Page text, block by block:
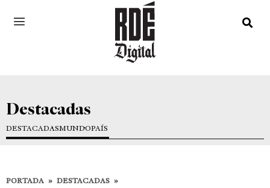
Destacadas
DESTACADASMUNDOPAÍS
PORTADA » DESTACADAS »